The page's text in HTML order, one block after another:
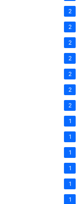
2
2
2
2
2
2
2
1
1
1
1
1
1